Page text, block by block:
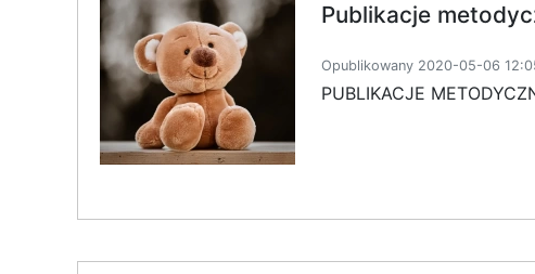
Publikacje
Opublikowany 2020-05-06
PUBLIKACJE